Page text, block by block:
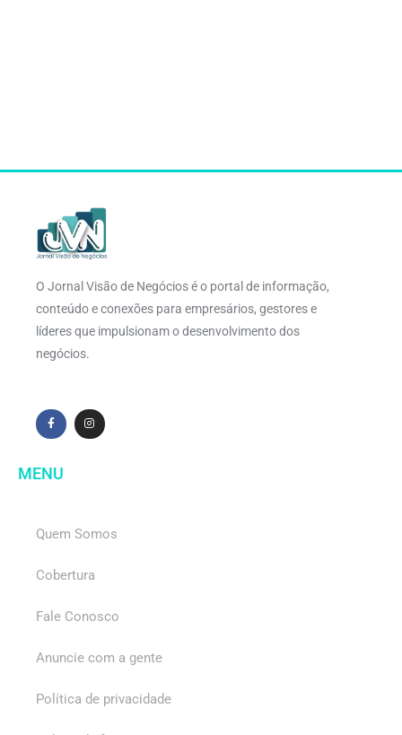
O Jornal Visão de Negócios é o portal de informação,
conteúdo e conexões para empresários, gestores e
líderes que impulsionam o desenvolvimento dos
negócios.
MENU
Quem Somos
Cobertura
Fale Conosco
Anuncie com a gente
Política de privacidade